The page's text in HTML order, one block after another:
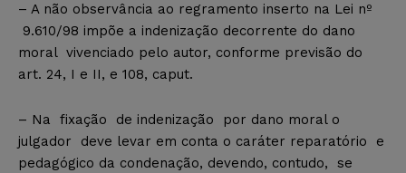
– A não observância ao regramento inserto na Lei nº
9.610/98 impõe a indenização decorrente do dano
moral vivenciado pelo autor, conforme previsão do
art. 24, I e II, e 108, caput.
– Na fixação de indenização por dano moral o
julgador deve levar em conta o caráter reparatório e
pedagógico da condenação, devendo, contudo, se